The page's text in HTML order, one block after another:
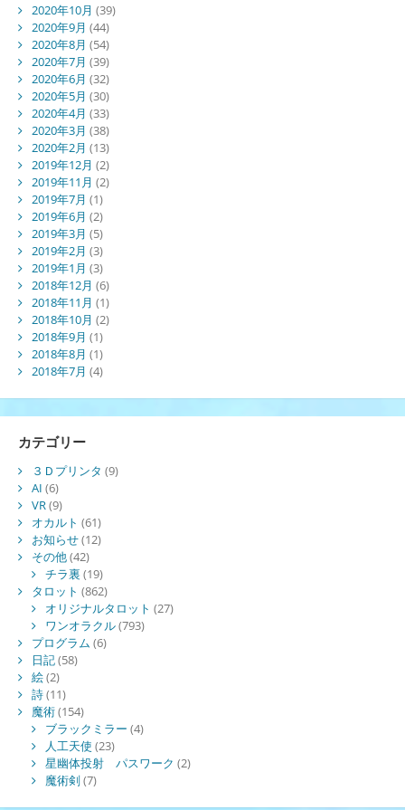
2020年10月 (39)
2020年9月 (44)
2020年8月 (54)
2020年7月 (39)
2020年6月 (32)
2020年5月 (30)
2020年4月 (33)
2020年3月 (38)
2020年2月 (13)
2019年12月 (2)
2019年11月 (2)
2019年7月 (1)
2019年6月 (2)
2019年3月 (5)
2019年2月 (3)
2019年1月 (3)
2018年12月 (6)
2018年11月 (1)
2018年10月 (2)
2018年9月 (1)
2018年8月 (1)
2018年7月 (4)
カテゴリー
３Ｄプリンタ (9)
AI (6)
VR(9)
オカルト (61)
お知らせ(12)
その他(42)
チラ裏 (19)
タロット (862)
オリジナルタロット (27)
ワンオラクル(793)
プログラム (6)
日記(58)
絵(2)
詩(11)
魔術(154)
ブラックミラー (4)
人工天使 (23)
星幽体投射 パスワーク (2)
魔術剣(7)